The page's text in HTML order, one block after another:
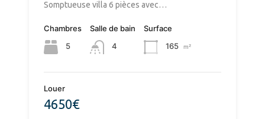
Somptueuse villa 6 pièces avec…
Chambres
5
Salle de bain
4
Surface
165
m²
Louer
4650€